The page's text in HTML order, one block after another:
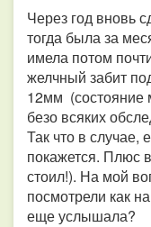
Через год вновь
тогда была за
имела потом
желчный забит
12мм (состояние
безо всяких
Так что в случае,
покажется. Плюс
стоил!). На мой
посмотрели как
еще услышала?